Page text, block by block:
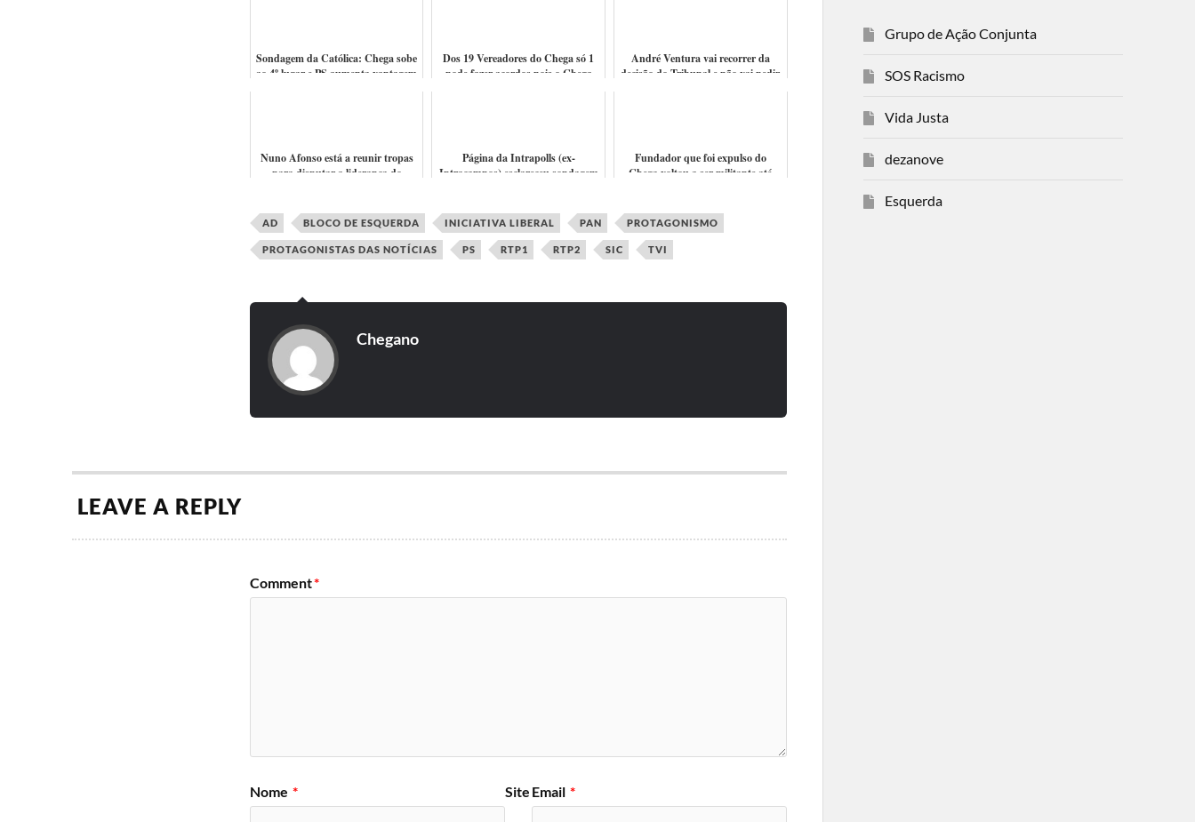
Sondagem da Católica: Chega sobe
ao 4º lugar e PS aumenta vantagem
Dos 19 Vereadores do Chega só 1
pode fazer acordos pois o Chega
André Ventura vai recorrer da
decisão do Tribunal e não vai pedir
Nuno Afonso está a reunir tropas
para disputar a liderança do
Página da Intrapolls (ex-
Intracampos) esclareceu sondagem
Fundador que foi expulso do
Chega voltou a ser militante até
AD BLOCO DE ESQUERDA INICIATIVA LIBERAL PAN PROTAGONISMO
PROTAGONISTAS DAS NOTÍCIAS PS RTP1 RTP2 SIC TVI
Chegano
LEAVE A REPLY
Comment*
Nome * Email *
Site
Grupo de Ação Conjunta
SOS Racismo
Vida Justa
dezanove
Esquerda